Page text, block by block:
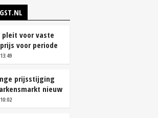
pleit voor vaste
voor periode
prijsstijging
nieuw